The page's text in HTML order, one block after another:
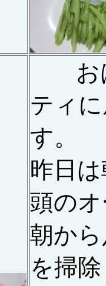
ティ
す。
昨日
頭の
朝か
を掃